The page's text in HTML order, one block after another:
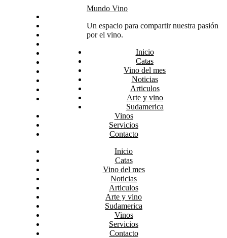
Arte y vino
Sudamerica
Mundo Vino
Un espacio para compartir nuestra pasión
por el vino.
Inicio
Catas
Vino del mes
Noticias
Articulos
Arte y vino
Sudamerica
Vinos
Servicios
Contacto
Inicio
Catas
Vino del mes
Noticias
Articulos
Arte y vino
Sudamerica
Vinos
Servicios
Contacto